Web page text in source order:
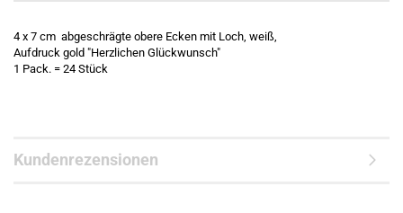
4 x 7 cm abgeschrägte obere Ecken mit Loch, weiß,
Aufdruck gold "Herzlichen Glückwunsch"
1 Pack. = 24 Stück
Kundenrezensionen